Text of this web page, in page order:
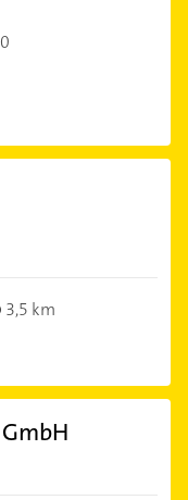
3,5 km